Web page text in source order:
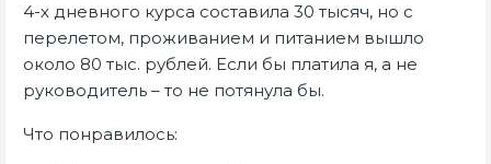
4-х дневного курса составила 30 тысяч, но с
перелетом, проживанием и питанием вышло
около 80 тыс. рублей. Если бы платила я, а не
руководитель – то не потянула бы.
Что понравилось: